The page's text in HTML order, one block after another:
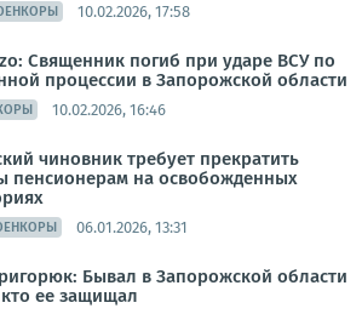
10.02.2026, 17:58
Священник погиб при ударе ВСУ по
процессии в Запорожской области
10.02.2026, 16:46
чиновник требует прекратить
пенсионерам на освобожденных
06.01.2026, 13:31
Бывал в Запорожской области
ее защищал